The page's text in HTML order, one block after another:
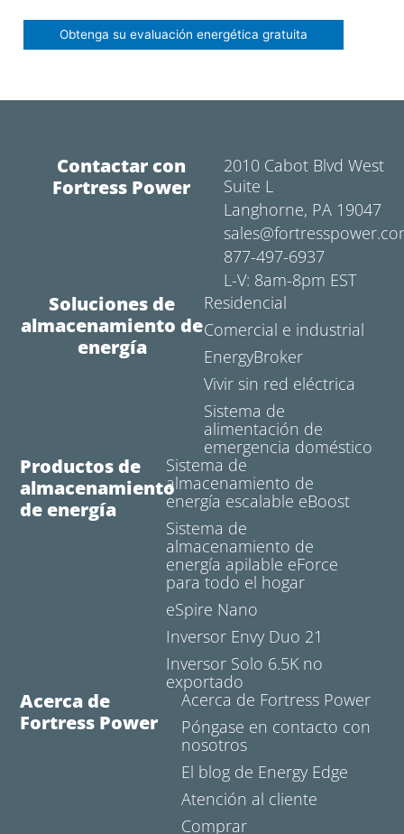
Contactar con
Fortress Power
2010 Cabot Blvd West
Suite L
Langhorne, PA 19047
877-497-6937
L-V: 8am-8pm EST
Soluciones de
almacenamiento de
energía
Residencial
Comercial e industrial
EnergyBroker
Vivir sin red eléctrica
Sistema de
alimentación de
emergencia doméstico
Productos de
almacenamiento
de energía
Sistema de
almacenamiento de
energía escalable eBoost
Sistema de
almacenamiento de
energía apilable eForce
para todo el hogar
eSpire Nano
Inversor Envy Duo 21
Inversor Solo 6.5K no
exportado
Acerca de
Fortress Power
Acerca de Fortress Power
Póngase en contacto con
nosotros
El blog de Energy Edge
Atención al cliente
Comprar